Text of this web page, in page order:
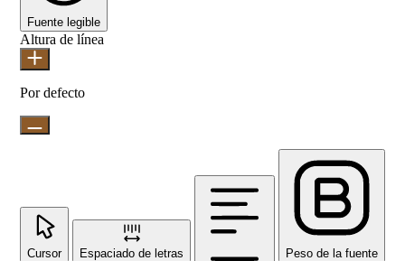
Fuente legible
Altura de línea
Por defecto
Cursor Espaciado de letras Peso de la fuente